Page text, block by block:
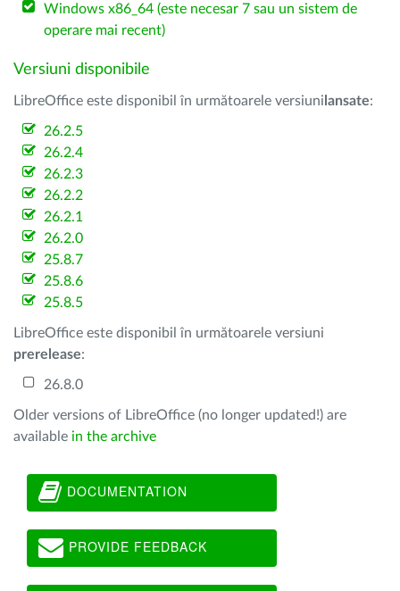
Windows x86_64 (este necesar 7 sau un sistem de
operare mai recent)
Versiuni disponibile
LibreOffice este disponibil în următoarele versiuni lansate:
26.2.5
26.2.4
26.2.3
26.2.2
26.2.1
26.2.0
25.8.7
25.8.6
25.8.5
LibreOffice este disponibil în următoarele versiuni
prerelease:
26.8.0
Older versions of LibreOffice (no longer updated!) are
available in the archive
DOCUMENTATION
PROVIDE FEEDBACK